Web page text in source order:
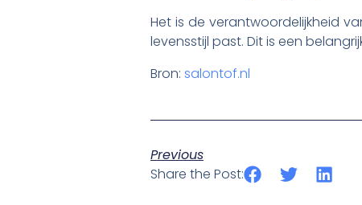
Het is de verantwoordelijkheid
levensstijl past. Dit is een
Bron: salontof.nl
Previous
Share the Post: